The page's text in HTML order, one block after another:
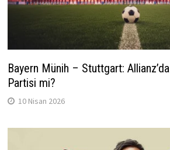
Bayern Münih – Stuttgart:
Partisi mi?
10 Nisan 2026